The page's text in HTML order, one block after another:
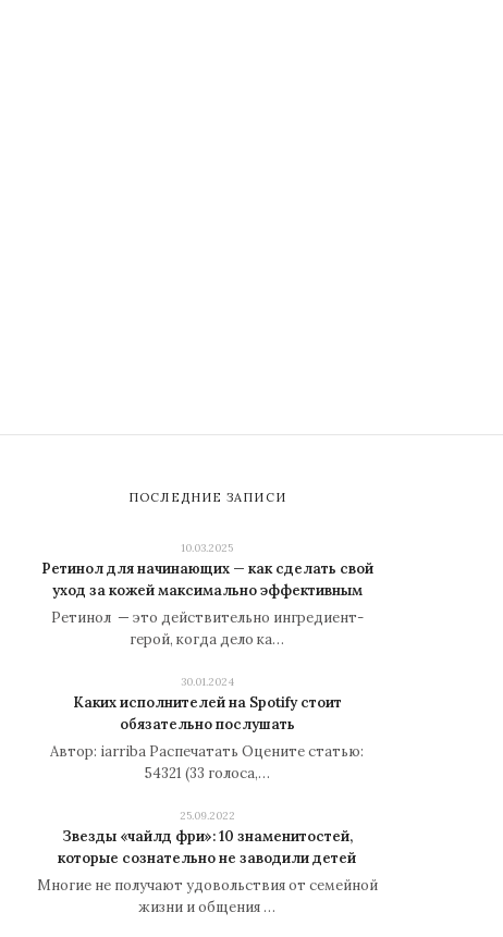
ПОСЛЕДНИЕ ЗАПИСИ
10.03.2025
Ретинол для начинающих — как сделать свой
уход за кожей максимально эффективным
Ретинол — это действительно ингредиент-
герой, когда дело ка…
30.01.2024
Каких исполнителей на Spotify стоит
обязательно послушать
Автор: iarriba Распечатать Оцените статью:
54321 (33 голоса,…
25.09.2022
Звезды «чайлд фри»: 10 знаменитостей,
которые сознательно не заводили детей
Многие не получают удовольствия от семейной
жизни и общения …